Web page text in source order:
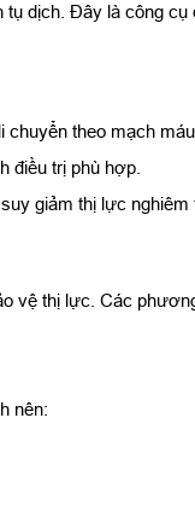
dịch. Đây là công cụ
chuyển theo mạch
điều trị phù hợp.
giảm thị lực nghiêm
vệ thị lực. Các
nên: